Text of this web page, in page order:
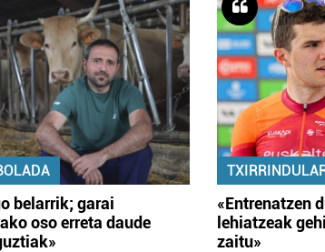
belarrik; garai
oso erreta daude
«Entrenatzen
lehiatzeak
zaitu»